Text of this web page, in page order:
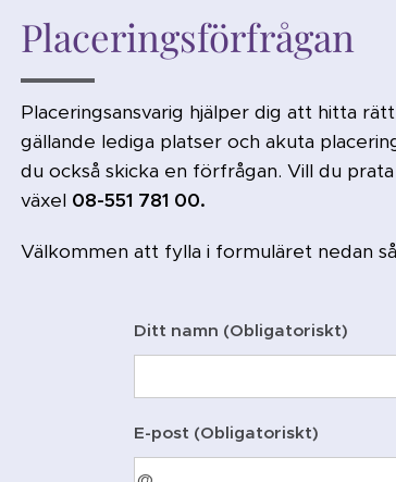
Placeringsförfrågan
Placeringsansvarig hjälper dig att hitta
gällande lediga platser och akuta
du också skicka en förfrågan. Vill du
växel 08-551 781 00.
Välkommen att fylla i formuläret nedan
Ditt namn (Obligatoriskt)
E-post (Obligatoriskt)